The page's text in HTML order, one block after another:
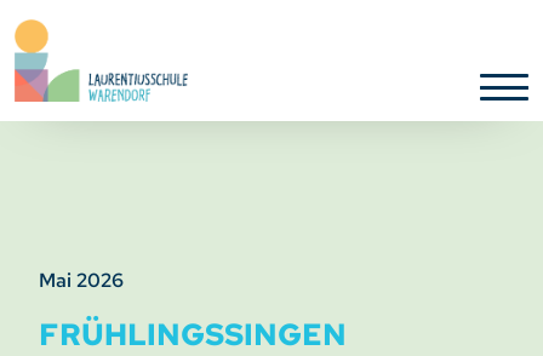
Mai 2026
FRÜHLINGSSINGEN